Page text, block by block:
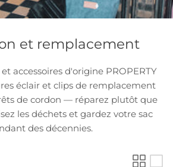
et remplacement
accessoires d'origine PROPERTY
éclair et clips de remplacement
de cordon — réparez plutôt que
les déchets et gardez votre sac
des décennies.